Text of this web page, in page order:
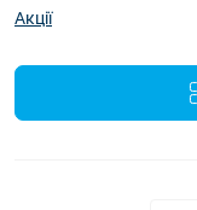
Акції